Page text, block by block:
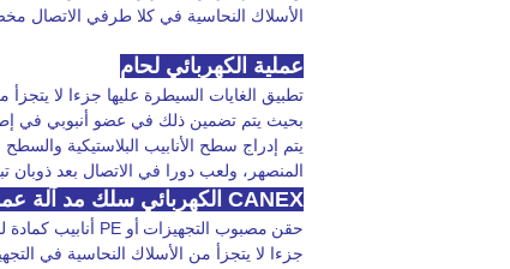
الأسلاك النحاسية في كلا طرفي الاتصال
عملية الكهربائي لحام
تطبيق الغايات السيطرة عليها جزءا لا
بحيث يتم تضمين ذلك في عضو أنبوبي في
يتم إدراج سطح الأنابيب البلاستيكية
المنصهر، ولعب دورا في الاتصال بعد ذوبان
CANEX الكهربائي سلك مد آلة عملية
حقن مصبوب التجهيزات أو PE أنابيب كمادة لحديد التسليح
جزءا لا يتجزأ من الأسلاك النحاسية في